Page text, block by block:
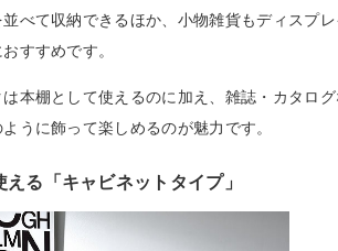
並べて収納できるほか、小物雑貨もディスプ
すすめです。
本棚として使えるのに加え、雑誌・カタロ
うに飾って楽しめるのが魅力です。
る「キャビネットタイプ」